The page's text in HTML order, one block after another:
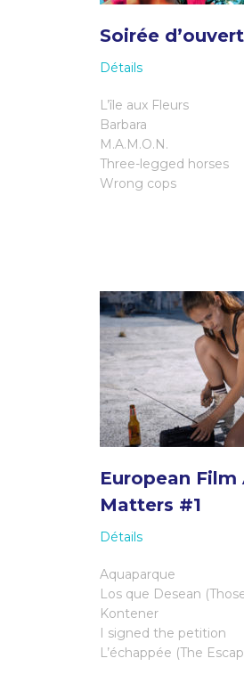
Soirée
Détails
L’île aux Fleurs
Barbara
M.A.M.O.N.
Three-legged horses
Wrong cops
European Film
Matters #1
Détails
Aquaparque
Los que Desean
Kontener
I signed the petition
L’échappée (The